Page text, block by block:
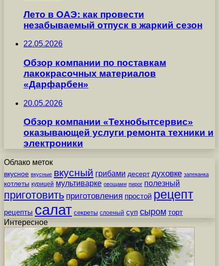
Лето в ОАЭ: как провести
незабываемый отпуск в жаркий сезон
22.05.2026
Обзор компании по поставкам
лакокрасочных материалов
«Дарфарбен»
20.05.2026
Обзор компании «Технобытсервис»
оказывающей услуги ремонта техники и
электроники
Облако меток
вкусное вкусные вкусный грибами десерт духовке запеканка
котлеты курицей мультиварке овощами пирог полезный
приготовить приготовления простой рецепт
рецепты салат секреты слоеный суп сыром торт
Интересное